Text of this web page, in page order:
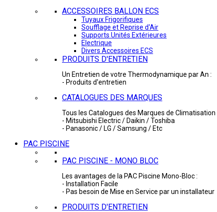
ACCESSOIRES BALLON ECS
Tuyaux Frigorifiques
Soufflage et Reprise d'Air
Supports Unités Extérieures
Electrique
Divers Accessoires ECS
PRODUITS D'ENTRETIEN
Un Entretien de votre Thermodynamique par An :
- Produits d'entretien
CATALOGUES DES MARQUES
Tous les Catalogues des Marques de Climatisation
- Mitsubishi Electric / Daikin / Toshiba
- Panasonic / LG / Samsung / Etc
PAC PISCINE
PAC PISCINE - MONO BLOC
Les avantages de la PAC Piscine Mono-Bloc :
- Installation Facile
- Pas besoin de Mise en Service par un installateur
PRODUITS D'ENTRETIEN